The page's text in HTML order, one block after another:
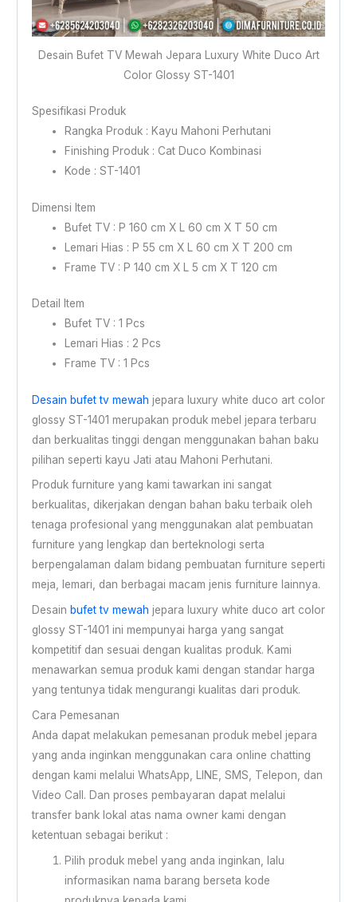
Desain Bufet TV Mewah Jepara Luxury White Duco Art
Color Glossy ST-1401
Spesifikasi Produk
Rangka Produk : Kayu Mahoni Perhutani
Finishing Produk : Cat Duco Kombinasi
Kode : ST-1401
Dimensi Item
Bufet TV : P 160 cm X L 60 cm X T 50 cm
Lemari Hias : P 55 cm X L 60 cm X T 200 cm
Frame TV : P 140 cm X L 5 cm X T 120 cm
Detail Item
Bufet TV : 1 Pcs
Lemari Hias : 2 Pcs
Frame TV : 1 Pcs
Desain bufet tv mewah jepara luxury white duco art color
glossy ST-1401 merupakan produk mebel jepara terbaru
dan berkualitas tinggi dengan menggunakan bahan baku
pilihan seperti kayu Jati atau Mahoni Perhutani.
Produk furniture yang kami tawarkan ini sangat
berkualitas, dikerjakan dengan bahan baku terbaik oleh
tenaga profesional yang menggunakan alat pembuatan
furniture yang lengkap dan berteknologi serta
berpengalaman dalam bidang pembuatan furniture seperti
meja, lemari, dan berbagai macam jenis furniture lainnya.
Desain bufet tv mewah jepara luxury white duco art color
glossy ST-1401 ini mempunyai harga yang sangat
kompetitif dan sesuai dengan kualitas produk. Kami
menawarkan semua produk kami dengan standar harga
yang tentunya tidak mengurangi kualitas dari produk.
Cara Pemesanan
Anda dapat melakukan pemesanan produk mebel jepara
yang anda inginkan menggunakan cara online chatting
dengan kami melalui WhatsApp, LINE, SMS, Telepon, dan
Video Call. Dan proses pembayaran dapat melalui
transfer bank lokal atas nama owner kami dengan
ketentuan sebagai berikut :
Pilih produk mebel yang anda inginkan, lalu
informasikan nama barang berseta kode